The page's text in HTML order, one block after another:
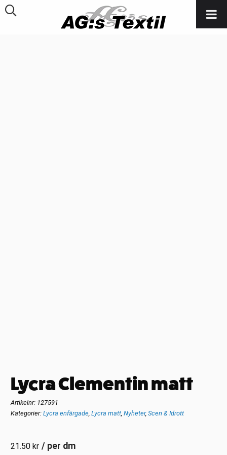
Lycra Clementin matt
Artikelnr: 127591
Kategorier:Lycra enfärgade ,Lycra matt ,Nyheter,Scen & Idrott
21.50kr / per dm